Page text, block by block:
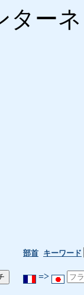
ター
部首 キーワード
=>